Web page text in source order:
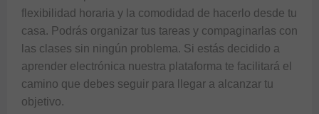
flexibilidad horaria y la comodidad de hacerlo desde tu
casa. Podrás organizar tus tareas y compaginarlas con
las clases sin ningún problema. Si estás decidido a
aprender electrónica nuestra plataforma te facilitará el
camino que debes seguir para llegar a alcanzar tu
objetivo.